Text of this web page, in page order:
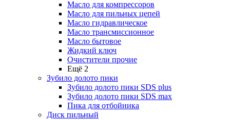
Масло для компрессоров
Масло для пильных цепей
Масло гидравлическое
Масло трансмиссионное
Масло бытовое
Жидкий ключ
Очистители прочие
Ещё 2
Зубило долото пики
Зубило долото пики SDS plus
Зубило долото пики SDS max
Пика для отбойника
Диск пильный